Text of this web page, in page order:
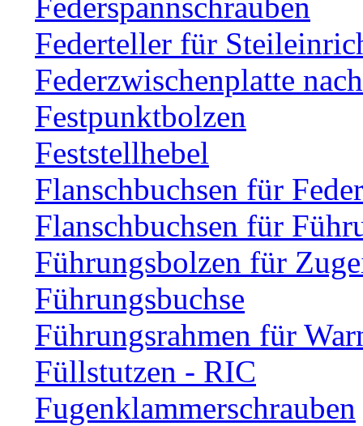
Federteller für
Federzwischenplatte
Festpunktbolzen
Feststellhebel
Flanschbuchsen für
Flanschbuchsen für
Führungsbolzen für
Führungsbuchse
Führungsrahmen für
Füllstutzen - RIC
Fugenklammerschrauben